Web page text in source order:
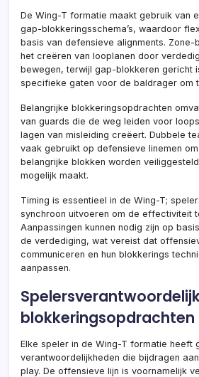
De Wing-T formatie maakt gebruik van
gap-blokkeringsschema’s, waardoor
basis van defensieve alignments.
het creëren van looplanen door
bewegen, terwijl gap-blokkeren gericht
specifieke gaten voor de baldrager om
Belangrijke blokkeringsopdrachten
van guards die de weg leiden voor
lagen van misleiding creëert. Dubbele
vaak gebruikt op defensieve linemen
belangrijke blokken worden
mogelijk maakt.
Timing is essentieel in de Wing-T;
synchroon uitvoeren om de effectiviteit
Aanpassingen kunnen nodig zijn op
de verdediging, wat vereist dat
communiceren en hun blokkerings
aanpassen.
blokkeringsopdrachten
Elke speler in de Wing-T formatie heeft
verantwoordelijkheden die bijdragen
play. De offensieve lijn is voornamelijk